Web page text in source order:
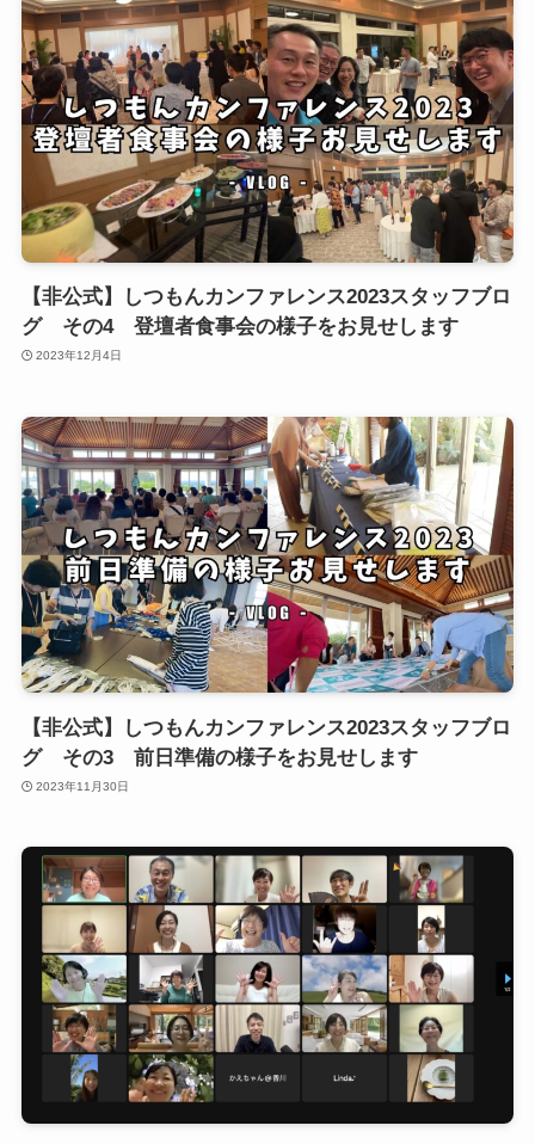
【非公式】しつもんカンファレンス2023スタッフブロ
グ その4 登壇者食事会の様子をお見せします
2023年12月4日
【非公式】しつもんカンファレンス2023スタッフブロ
グ その3 前日準備の様子をお見せします
2023年11月30日